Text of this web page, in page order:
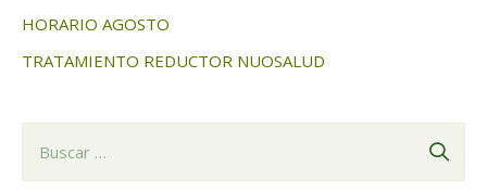
HORARIO AGOSTO
TRATAMIENTO REDUCTOR NUOSALUD